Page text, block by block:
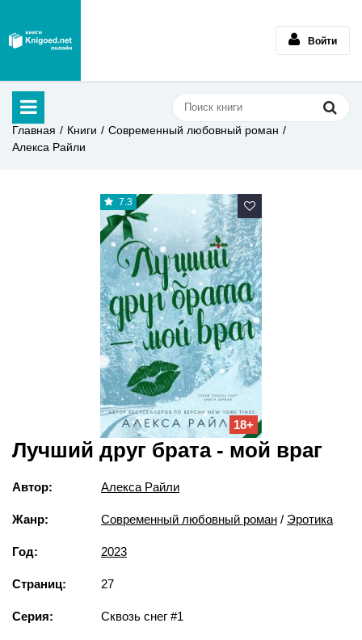
Войти
Главная Книги
Современный любовный роман
Алекса Райли
7.3
18+
Лучший друг брата - мой враг
Автор: Алекса Райли
Жанр: Современный любовный роман / Эротика
Год: 2023
Страниц: 27
Серия: Сквозь снег #1